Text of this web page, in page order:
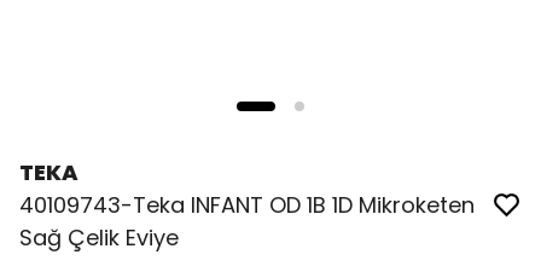
TEKA
40109743-Teka INFANT OD 1B 1D Mikroketen
Sağ Çelik Eviye